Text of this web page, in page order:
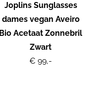
Joplins Sunglasses
dames vegan Aveiro
Bio Acetaat Zonnebril
Zwart
€ 99,-